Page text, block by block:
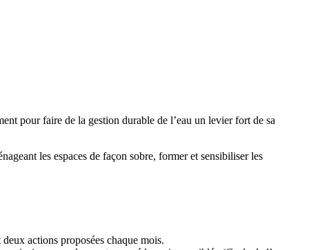
pour faire de la gestion durable de l’eau un levier fort de sa
les espaces de façon sobre, former et sensibiliser les
actions proposées chaque mois.